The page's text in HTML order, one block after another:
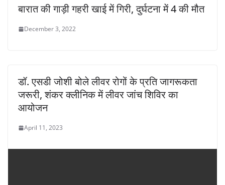
बारात की गाड़ी गहरी खाई में गिरी, दुर्घटना में 4 की मौत
December 3, 2022
डॉ. एसडी जोशी बोले लीवर रोगों के प्रति जागरूकता
जरूरी, शंकर क्लीनिक में लीवर जांच शिविर का
आयोजन
April 11, 2023